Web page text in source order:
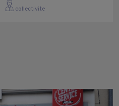
collectivite